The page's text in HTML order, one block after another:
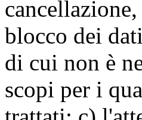
blocco dei
di cui non è
scopi per i